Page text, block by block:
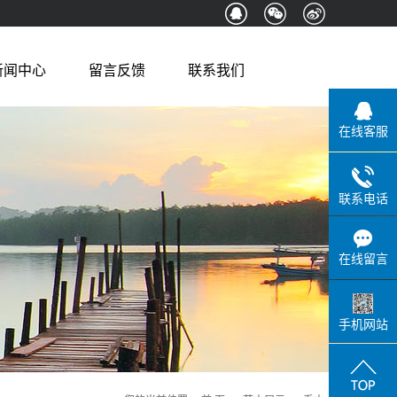
闻中心 留言反馈 联系我们
在线客服
联系电话
在线留言
手机网站